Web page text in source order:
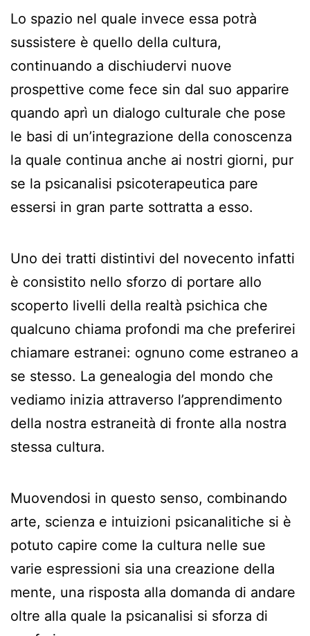
Lo spazio nel quale invece essa potrà
sussistere è quello della cultura,
continuando a dischiudervi nuove
prospettive come fece sin dal suo apparire
quando aprì un dialogo culturale che pose
le basi di un’integrazione della conoscenza
la quale continua anche ai nostri giorni, pur
se la psicanalisi psicoterapeutica pare
essersi in gran parte sottratta a esso.
Uno dei tratti distintivi del novecento infatti
è consistito nello sforzo di portare allo
scoperto livelli della realtà psichica che
qualcuno chiama profondi ma che preferirei
chiamare estranei: ognuno come estraneo a
se stesso. La genealogia del mondo che
vediamo inizia attraverso l’apprendimento
della nostra estraneità di fronte alla nostra
stessa cultura.
Muovendosi in questo senso, combinando
arte, scienza e intuizioni psicanalitiche si è
potuto capire come la cultura nelle sue
varie espressioni sia una creazione della
mente, una risposta alla domanda di andare
oltre alla quale la psicanalisi si sforza di